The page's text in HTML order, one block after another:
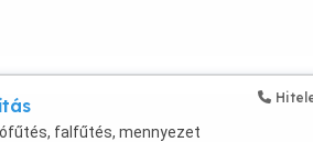
falfűtés, mennyezet